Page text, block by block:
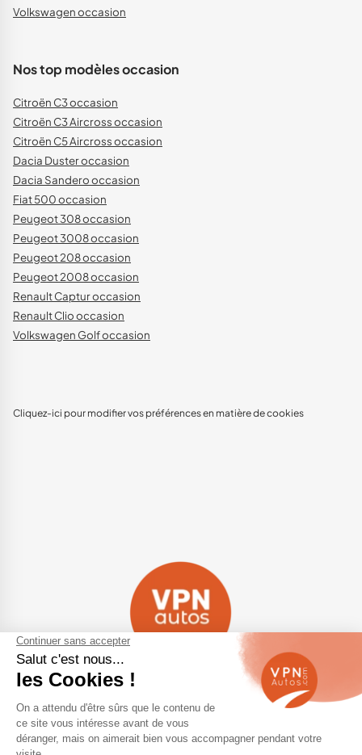
Volkswagen occasion
Nos top modèles occasion
Citroën C3 occasion
Citroën C3 Aircross occasion
Citroën C5 Aircross occasion
Dacia Duster occasion
Dacia Sandero occasion
Fiat 500 occasion
Peugeot 308 occasion
Peugeot 3008 occasion
Peugeot 208 occasion
Peugeot 2008 occasion
Renault Captur occasion
Renault Clio occasion
Volkswagen Golf occasion
Cliquez-ici pour modifier vos préférences en matière de cookies
Navigation
Qui sommes-nous ?
Contactez-nous
VPN Autos Pro - Notre site de
Plan du site